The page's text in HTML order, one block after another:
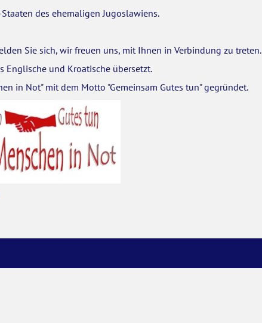
des ehemaligen Jugoslawiens.
Sie sich, wir freuen uns, mit Ihnen in Verbindung zu treten.
Englische und Kroatische übersetzt.
in Not" mit dem Motto "Gemeinsam Gutes tun" gegründet.